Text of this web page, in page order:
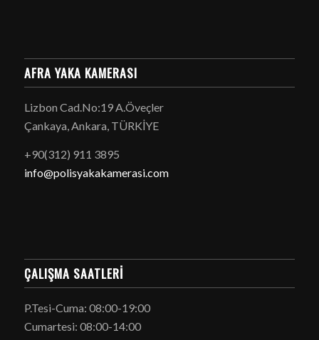
AFRA YAKA KAMERASI
Lizbon Cad.No:19 A.Öveçler
Çankaya, Ankara, TÜRKİYE
+90(312) 911 3895
info@polisyakakamerasi.com
ÇALIŞMA SAATLERI
P.Tesi-Cuma: 08:00-19:00
Cumartesi: 08:00-14:00